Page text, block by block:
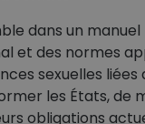
dans un manuel
et des normes
sexuelles liées
les États, de
obligations